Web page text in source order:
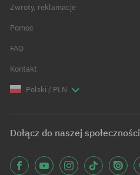
Zwroty, reklamacje
Pomoc
FAQ
Kontakt
Polski / PLN
Dołącz do naszej społeczności